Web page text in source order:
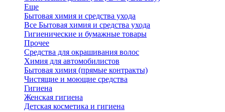
Еще
Бытовая химия и средства ухода
Все Бытовая химия и средства ухода
Гигиенические и бумажные товары
Прочее
Средства для окрашивания волос
Химия для автомобилистов
Бытовая химия (прямые контракты)
Чистящие и моющие средства
Гигиена
Женская гигиена
Детская косметика и гигиена